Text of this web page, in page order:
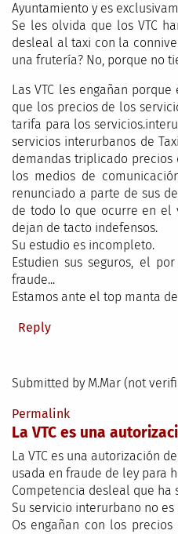
Ayuntamiento y es
Se les olvida que los VTC
desleal al taxi con la
una frutería? No, porque no
Las VTC les engañan
que los precios de los
tarifa para los
servicios interurbanos de
demandas triplicado
los medios de
renunciado a parte de sus
de todo lo que ocurre en el
dejan de tacto indefensos.
Su estudio es incompleto.
Estudien sus seguros, el
fraude...
Estamos ante el top manta
Reply
Submitted by M.Mar (not
Permalink
La VTC es una
La VTC es una autorización
usada en fraude de ley para
Competencia desleal que
Su servicio interurbano no
Os engañan con los